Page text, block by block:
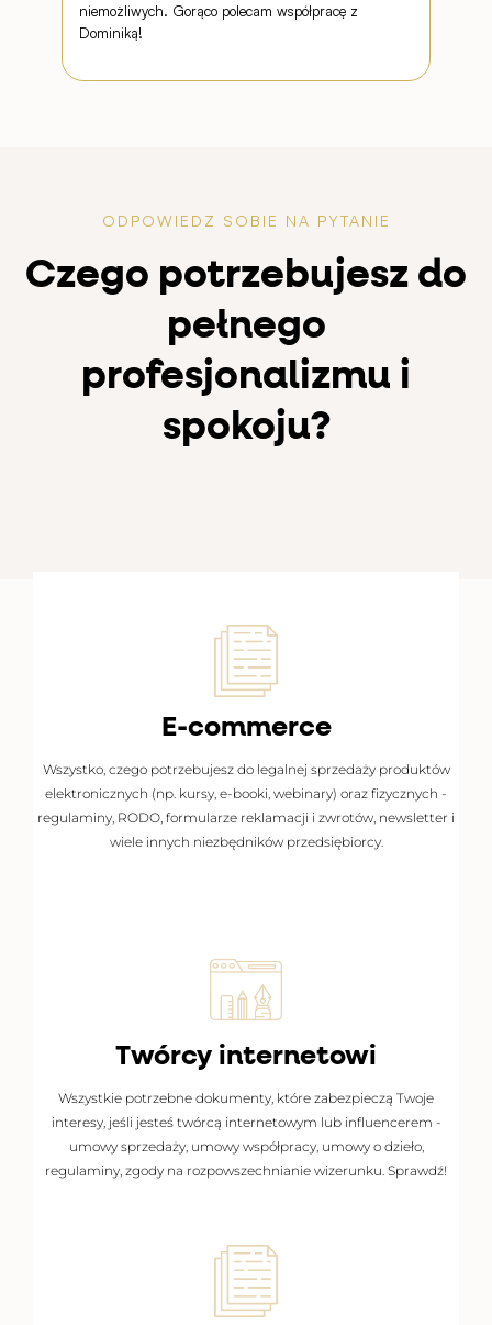
ODPOWIEDZ SOBIE NA PYTANIE
Czego potrzebujesz do
pełnego
profesjonalizmu i
spokoju?
E-commerce
Wszystko, czego potrzebujesz do legalnej sprzedaży produktów
elektronicznych (np. kursy, e-booki, webinary) oraz fizycznych -
regulaminy, RODO, formularze reklamacji i zwrotów, newsletter i
wiele innych niezbędników przedsiębiorcy.
ZOBACZ DOKUMENTY
Twórcy internetowi
Wszystkie potrzebne dokumenty, które zabezpieczą Twoje
interesy, jeśli jesteś twórcą internetowym lub influencerem -
umowy sprzedaży, umowy współpracy, umowy o dzieło,
regulaminy, zgody na rozpowszechnianie wizerunku. Sprawdź!
SPRAWDŹ DOKUMENTY